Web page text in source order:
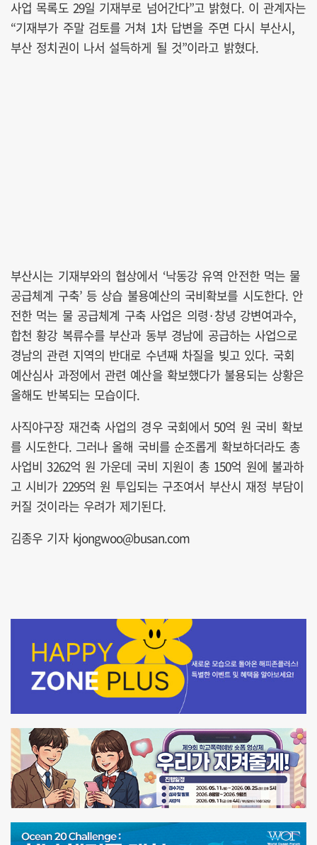
사업 목록도 29일 기재부로 넘어간다”고 밝혔다. 이 관계자는
“기재부가 주말 검토를 거쳐 1차 답변을 주면 다시 부산시,
부산 정치권이 나서 설득하게 될 것”이라고 밝혔다.
부산시는 기재부와의 협상에서 ‘낙동강 유역 안전한 먹는 물
공급체계 구축’ 등 상습 불용예산의 국비확보를 시도한다. 안
전한 먹는 물 공급체계 구축 사업은 의령·창녕 강변여과수,
합천 황강 복류수를 부산과 동부 경남에 공급하는 사업으로
경남의 관련 지역의 반대로 수년째 차질을 빚고 있다. 국회
예산심사 과정에서 관련 예산을 확보했다가 불용되는 상황은
올해도 반복되는 모습이다.
사직야구장 재건축 사업의 경우 국회에서 50억 원 국비 확보
를 시도한다. 그러나 올해 국비를 순조롭게 확보하더라도 총
사업비 3262억 원 가운데 국비 지원이 총 150억 원에 불과하
고 시비가 2295억 원 투입되는 구조여서 부산시 재정 부담이
커질 것이라는 우려가 제기된다.
김종우 기자 kjongwoo@busan.com